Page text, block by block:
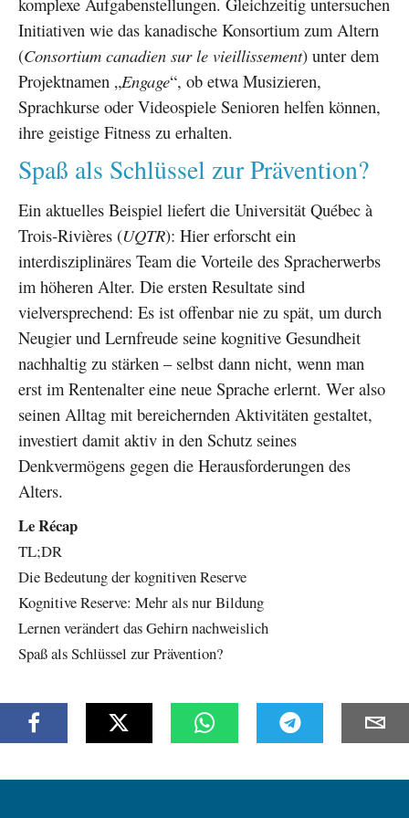
Initiativen wie das kanadische Konsortium zum Altern
(Consortium canadien sur le vieillissement) unter dem
Projektnamen „Engage“, ob etwa Musizieren,
Sprachkurse oder Videospiele Senioren helfen können,
ihre geistige Fitness zu erhalten.
Spaß als Schlüssel zur Prävention?
Ein aktuelles Beispiel liefert die Universität Québec à
Trois-Rivières (UQTR): Hier erforscht ein
interdisziplinäres Team die Vorteile des Spracherwerbs
im höheren Alter. Die ersten Resultate sind
vielversprechend: Es ist offenbar nie zu spät, um durch
Neugier und Lernfreude seine kognitive Gesundheit
nachhaltig zu stärken – selbst dann nicht, wenn man
erst im Rentenalter eine neue Sprache erlernt. Wer also
seinen Alltag mit bereichernden Aktivitäten gestaltet,
investiert damit aktiv in den Schutz seines
Denkvermögens gegen die Herausforderungen des
Alters.
Le Récap
TL;DR
Die Bedeutung der kognitiven Reserve
Kognitive Reserve: Mehr als nur Bildung
Lernen verändert das Gehirn nachweislich
Spaß als Schlüssel zur Prävention?